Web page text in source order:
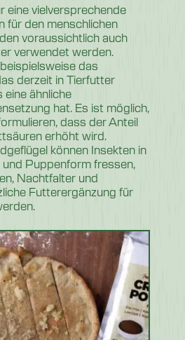
eine vielversprechende
für den menschlichen
voraussichtlich auch
verwendet werden.
das
derzeit in Tierfutter
ähnliche
hat. Es ist möglich,
dass der Anteil
erhöht wird.
können Insekten in
Puppenform fressen,
Nachtfalter und
Futterergänzung für